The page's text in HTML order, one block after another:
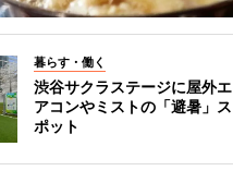
暮らす・働く
渋谷サクラステージに屋外エ
アコンやミストの「避暑」ス
ポット